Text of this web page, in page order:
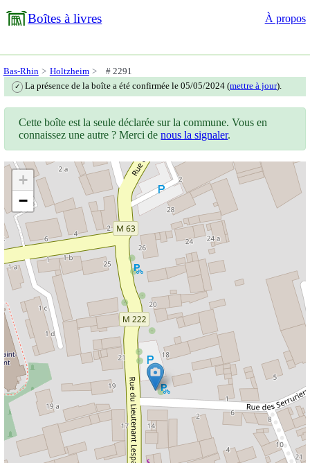
Boîtes à livres À propos
Bas-Rhin Holtzheim # 2291
✓ La présence de la boîte a été confirmée le 05/05/2024 (mettre à jour).
Cette boîte est la seule déclarée sur la commune. Vous en
connaissez une autre ? Merci denous la signaler.
+
−